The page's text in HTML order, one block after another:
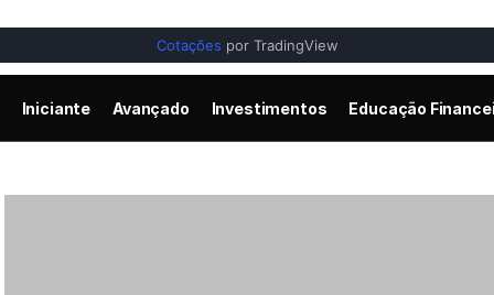
Cotações por TradingView
Iniciante Avançado Investimentos Educação